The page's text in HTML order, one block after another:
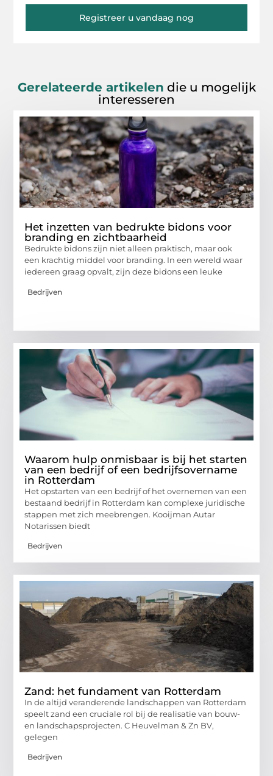
Registreer u vandaag nog
Gerelateerde artikelen die u mogelijk
interesseren
Het inzetten van bedrukte bidons voor
branding en zichtbaarheid
Bedrukte bidons zijn niet alleen praktisch, maar ook
een krachtig middel voor branding. In een wereld waar
iedereen graag opvalt, zijn deze bidons een leuke
Bedrijven
Waarom hulp onmisbaar is bij het starten
van een bedrijf of een bedrijfsovername
in Rotterdam
Het opstarten van een bedrijf of het overnemen van een
bestaand bedrijf in Rotterdam kan complexe juridische
stappen met zich meebrengen. Kooijman Autar
Notarissen biedt
Bedrijven
Zand: het fundament van Rotterdam
In de altijd veranderende landschappen van Rotterdam
speelt zand een cruciale rol bij de realisatie van bouw-
en landschapsprojecten. C Heuvelman & Zn BV,
gelegen
Bedrijven